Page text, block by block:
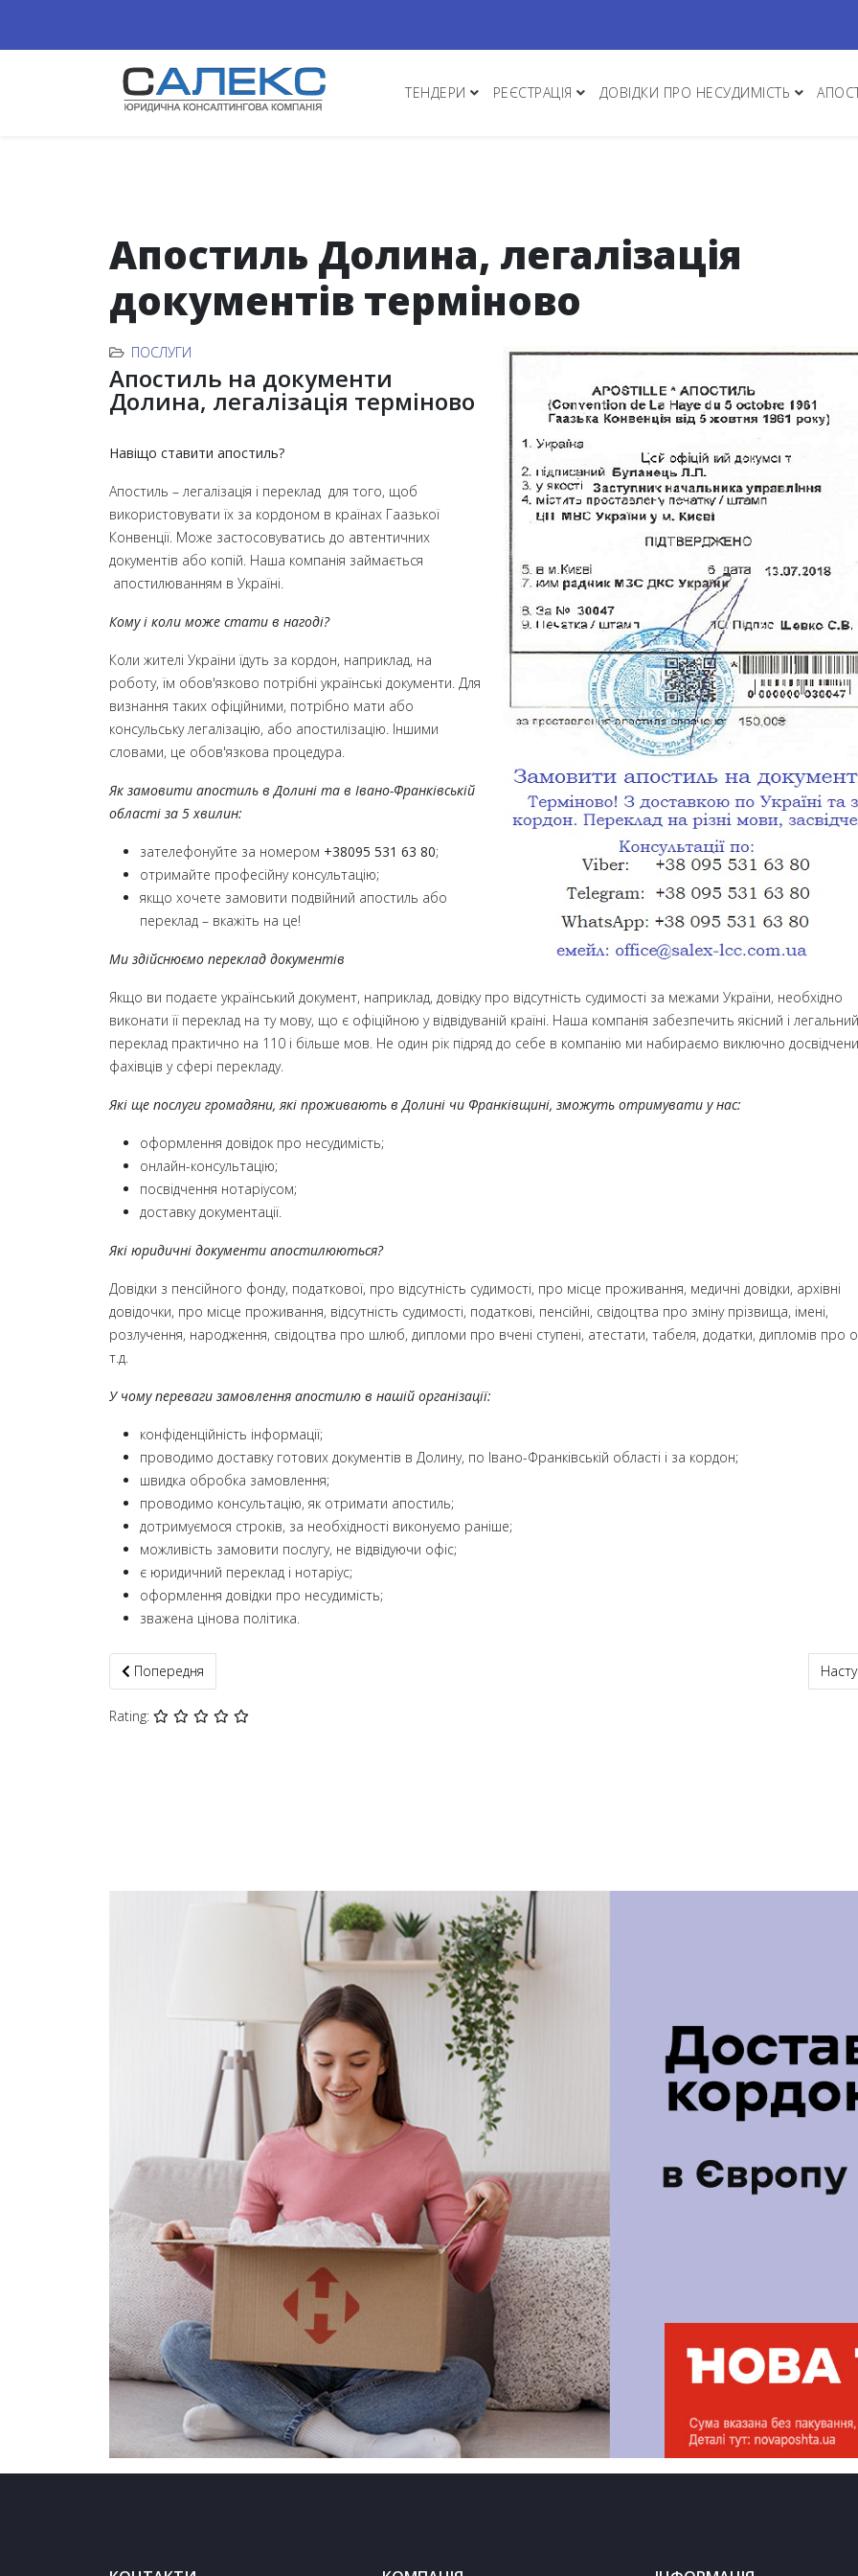
ТЕНДЕРИ РЕЄСТРАЦІЯ ДОВІДКИ ПРО НЕСУДИМІСТЬ
Апостиль Долина, легалізація
документів терміново
ПОСЛУГИ
Апостиль на документи
Долина, легалізація терміново
Навіщо ставити апостиль?
Апостиль – легалізація і переклад для того, щоб
використовувати їх за кордоном в країнах Гаазької
Конвенції. Може застосовуватись до автентичних
документів або копій. Наша компанія займається
апостилюванням в Україні.
Кому і коли може стати в нагоді?
Коли жителі України їдуть за кордон, наприклад, на
роботу, їм обов'язково потрібні українські документи. Для
визнання таких офіційними, потрібно мати або
консульську легалізацію, або апостилізацію. Іншими
словами, це обов'язкова процедура.
Як замовити апостиль в Долині та в Івано-Франківській
області за 5 хвилин:
зателефонуйте за номером +38095 531 63 80;
отримайте професійну консультацію;
якщо хочете замовити подвійний апостиль або
переклад – вкажіть на це!
Ми здійснюємо переклад документів
Якщо ви подаєте український документ, наприклад, довідку про відсутність судимості за межами України, необхідно
виконати її переклад на ту мову, що є офіційною у відвідуваній країні. Наша компанія забезпечить якісний і легальний
переклад практично на 110 і більше мов. Не один рік підряд до себе в компанію ми набираємо виключно
фахівців у сфері перекладу.
Які ще послуги громадяни, які проживають в Долині чи Франківщині, зможуть отримувати у нас:
оформлення довідок про несудимість;
онлайн-консультацію;
посвідчення нотаріусом;
доставку документації.
Які юридичні документи апостилюються?
Довідки з пенсійного фонду, податкової, про відсутність судимості, про місце проживання, медичні довідки, архівні
довідочки, про місце проживання, відсутність судимості, податкові, пенсійні, свідоцтва про зміну прізвища, імені,
розлучення, народження, свідоцтва про шлюб, дипломи про вчені ступені, атестати, табеля, додатки, дипломів про
т.д.
У чому переваги замовлення апостилю в нашій організації:
конфіденційність інформації;
проводимо доставку готових документів в Долину, по Івано-Франківській області і за кордон;
швидка обробка замовлення;
проводимо консультацію, як отримати апостиль;
дотримуємося строків, за необхідності виконуємо раніше;
можливість замовити послугу, не відвідуючи офіс;
є юридичний переклад і нотаріус;
оформлення довідки про несудимість;
зважена цінова політика.
Попередня стаття: Апостиль на документи Бурштин, легалізація терміново
Попередня
Rating: